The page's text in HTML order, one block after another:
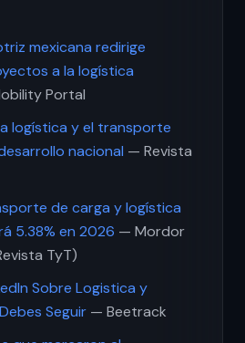
mexicana redirige
a la logística
Portal
logística y el transporte
nacional — Revista
de carga y logística
5.38% en 2026 — Mordor
TyT)
Sobre Logistica y
Seguir — Beetrack